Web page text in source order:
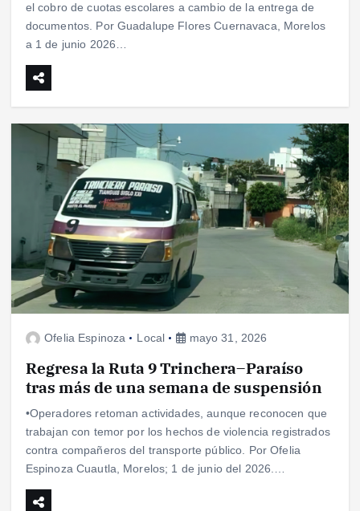
el cobro de cuotas escolares a cambio de la entrega de
documentos. Por Guadalupe Flores Cuernavaca, Morelos
a 1 de junio 2026…
Ofelia Espinoza Local mayo 31, 2026
Regresa la Ruta 9 Trinchera–Paraíso
tras más de una semana de suspensión
•Operadores retoman actividades, aunque reconocen que
trabajan con temor por los hechos de violencia registrados
contra compañeros del transporte público. Por Ofelia
Espinoza Cuautla, Morelos; 1 de junio del 2026.…